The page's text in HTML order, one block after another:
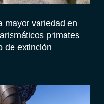
mayor variedad en
primates
de extinción